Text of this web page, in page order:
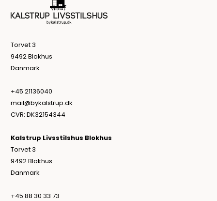
Torvet 3
9492 Blokhus
Danmark
+45 21136040
mail@bykalstrup.dk
CVR: DK32154344
Kalstrup Livsstilshus Blokhus
Torvet 3
9492 Blokhus
Danmark
+45 88 30 33 73